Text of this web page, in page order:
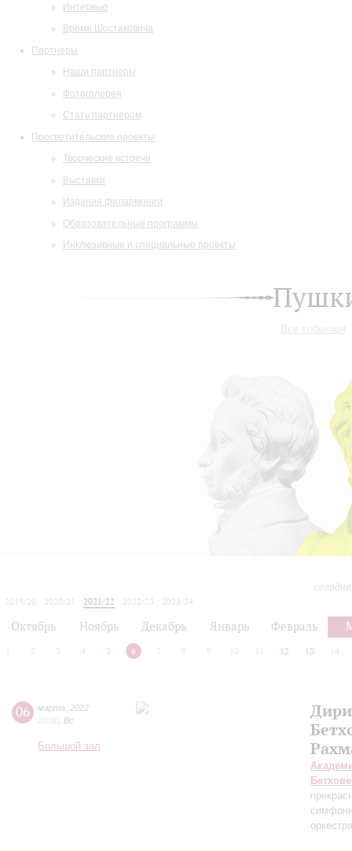
Интервью
Время Шостаковича
Партнеры
Наши партнеры
Фотогалерея
Стать партнером
Просветительские проекты
Творческие встречи
Выставки
Издания филармонии
Образовательные программы
Инклюзивные и специальные проекты
Все события
2019/20
2020/21 2021/22 2022/23
2023/24
Октябрь Ноябрь Декабрь Январь Февраль
2 3 4 5 6 7 8 9 10 12 13 14
06 марта
2022
20:00 Вс
Большой зал